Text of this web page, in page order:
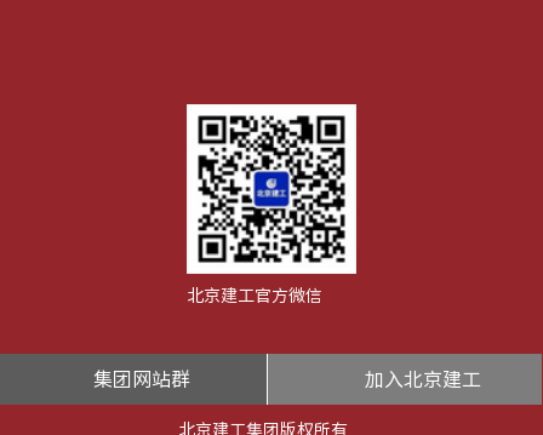
北京建工官方微信
集团网站群 加入北京建工
北京建工集团版权所有